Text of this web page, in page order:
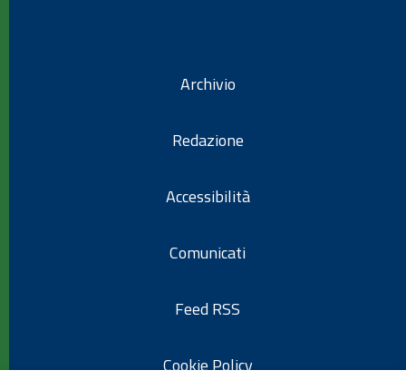
Archivio
Redazione
Accessibilità
Comunicati
Feed RSS
Cookie Policy